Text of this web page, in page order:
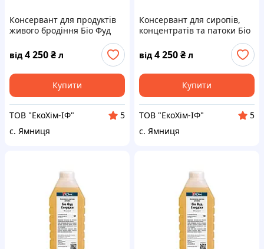
Консервант для продуктів
живого бродіння Біо Фуд
від 4 250₴ л
Купити
ТОВ "ЕкоХім-ІФ"
5
с. Ямниця
Консервант для сиропів,
концентратів та патоки Біо
від 4 250₴ л
Купити
ТОВ "ЕкоХім-ІФ"
5
с. Ямниця